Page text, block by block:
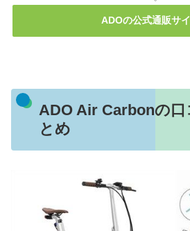
ADOの公式通販サ
ADO Air Carbonの口
とめ